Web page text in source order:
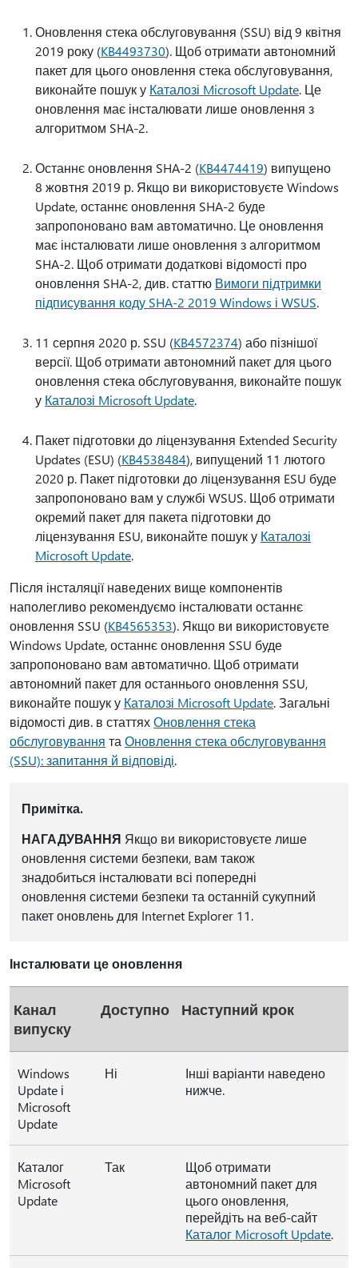
Оновлення стека обслуговування (SSU) від 9 квітня
2019 року (KB4493730). Щоб отримати автономний
пакет для цього оновлення стека обслуговування,
виконайте пошук у Каталозі Microsoft Update. Це
оновлення має інсталювати лише оновлення з
алгоритмом SHA-2.
Останнє оновлення SHA-2 (KB4474419) випущено
8 жовтня 2019 р. Якщо ви використовуєте Windows
Update, останнє оновлення SHA-2 буде
запропоновано вам автоматично. Це оновлення
має інсталювати лише оновлення з алгоритмом
SHA-2. Щоб отримати додаткові відомості про
оновлення SHA-2, див. статтю Вимоги підтримки
підписування коду SHA-2 2019 Windows і WSUS.
11 серпня 2020 р. SSU (KB4572374) або пізнішої
версії. Щоб отримати автономний пакет для цього
оновлення стека обслуговування, виконайте пошук
у Каталозі Microsoft Update.
Пакет підготовки до ліцензування Extended Security
Updates (ESU) (KB4538484), випущений 11 лютого
2020 р. Пакет підготовки до ліцензування ESU буде
запропоновано вам у службі WSUS. Щоб отримати
окремий пакет для пакета підготовки до
ліцензування ESU, виконайте пошук у Каталозі
Microsoft Update.
Після інсталяції наведених вище компонентів
наполегливо рекомендуємо інсталювати останнє
оновлення SSU (KB4565353). Якщо ви використовуєте
Windows Update, останнє оновлення SSU буде
запропоновано вам автоматично. Щоб отримати
автономний пакет для останнього оновлення SSU,
виконайте пошук у Каталозі Microsoft Update. Загальні
відомості див. в статтяхОновлення стека
обслуговування та Оновлення стека обслуговування
(SSU): запитання й відповіді.
Примітка.
НАГАДУВАННЯ Якщо ви використовуєте лише
оновлення системи безпеки, вам також
знадобиться інсталювати всі попередні
оновлення системи безпеки та останній сукупний
пакет оновлень для Internet Explorer 11.
Інсталювати це оновлення
Канал
випуску
Доступно Наступний крок
Windows
Update і
Microsoft
Update
Ні
Інші варіанти наведено
нижче.
Каталог
Microsoft
Update
Так
Щоб отримати
автономний пакет для
цього оновлення,
перейдіть на веб-сайт
Каталог Microsoft Update.